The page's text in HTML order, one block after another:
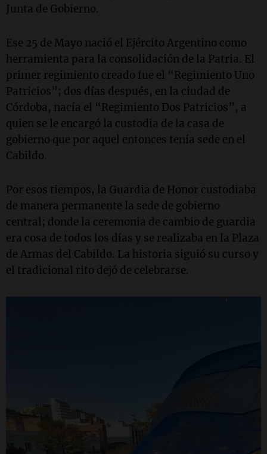
Junta de Gobierno.
Ese 25 de Mayo nació el Ejército Argentino como
herramienta para la consolidación de la Patria. El
primer regimiento creado fue el “Regimiento Uno
Patricios”; dos días después, en la ciudad de
Córdoba, nacía el “Regimiento Dos Patricios”, a
quien se le encargó la custodia de la casa de
gobierno que por aquel entonces tenía sede en el
Cabildo.
Por esos tiempos, la Guardia de Honor custodiaba
de manera permanente la sede de gobierno
central; donde la ceremonia de cambio de guardia
era cosa de todos los días y se realizaba en la Plaza
de Armas del Cabildo. La historia siguió su curso y
el tradicional rito dejó de celebrarse.